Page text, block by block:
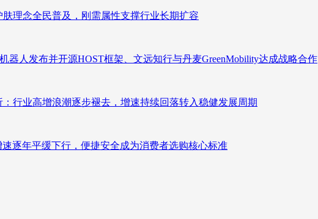
理念全民普及，刚需属性支撑行业长期扩容
器人发布并开源HOST框架、文远知行与丹麦GreenMobility达成战略合作
行业高增浪潮逐步褪去，增速持续回落转入稳健发展周期
逐年平缓下行，便捷安全成为消费者选购核心标准